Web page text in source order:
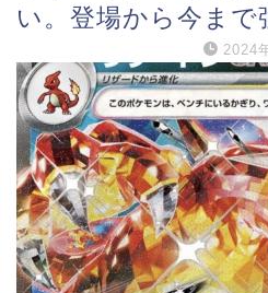
い。登場から今まで
2024